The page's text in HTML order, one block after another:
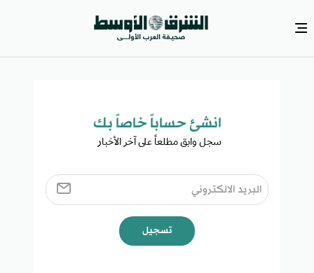
انشئ حساباً خاصاً بك​
سجل وابق مطلعاً على آخر الأخبار ​
تسجيل